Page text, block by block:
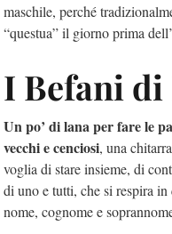
maschile, perché
“questua” il giorno prima
I Befani
Un po’ di lana per fare le
vecchi e cenciosi, una
voglia di stare insieme, di
di uno e tutti, che si respira
nome, cognome e